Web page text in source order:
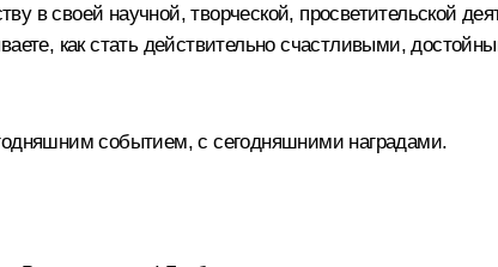
в своей научной, творческой, просветительской
как стать действительно счастливыми,
событием, с сегодняшними наградами.